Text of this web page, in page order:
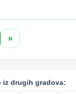
»
iz drugih gradova: